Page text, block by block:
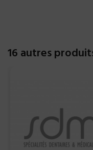
16 autres